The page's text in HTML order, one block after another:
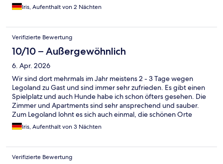
Iris, Aufenthalt von 2 Nächten
Verifizierte Bewertung
10/10 – Außergewöhnlich
6. Apr. 2026
Wir sind dort mehrmals im Jahr meistens 2 - 3 Tage wegen
Legoland zu Gast und sind immer sehr zufrieden. Es gibt einen
Spielplatz und auch Hunde habe ich schon öfters gesehen. Die
Zimmer und Apartments sind sehr ansprechend und sauber.
Zum Legoland lohnt es sich auch einmal, die schönen Orte
abseits der Autobahn zu erkunden. Das Personal ist sehr
freundlich und zuvorkommend. Wir kommen immer wieder
Iris, Aufenthalt von 3 Nächten
Verifizierte Bewertung